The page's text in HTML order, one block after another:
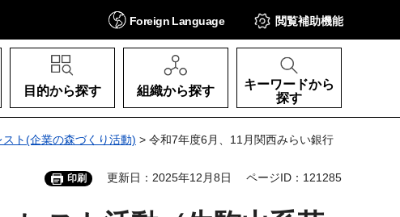
Foreign Language 閲覧補助機能
目的から探す 組織から探す
キーワードから
探す
ト(企業の森づくり活動) > 令和7年度6月、11月関西みらい銀行
印刷 更新日：2025年12月8日 ページID：121285